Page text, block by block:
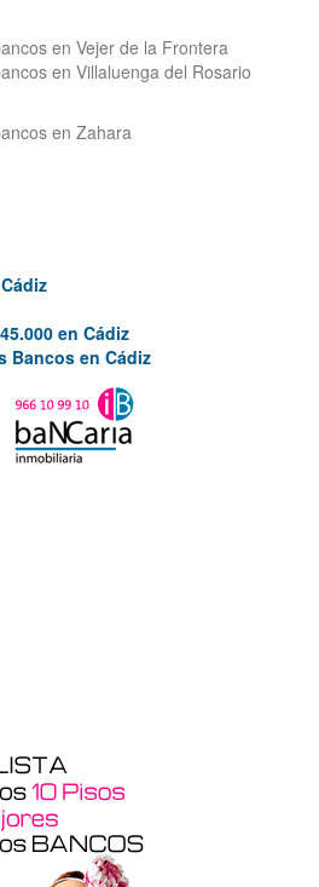
en Vejer de la Frontera
en Villaluenga del Rosario
en Zahara
en Cádiz
Bancos en Cádiz